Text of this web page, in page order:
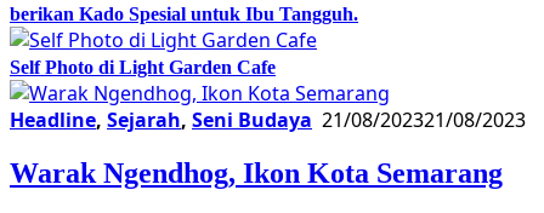
berikan Kado Spesial untuk Ibu Tangguh.
Self Photo di Light Garden Cafe
Headline, Sejarah, Seni Budaya 21/08/202321/08/2023
Warak Ngendhog, Ikon Kota Semarang